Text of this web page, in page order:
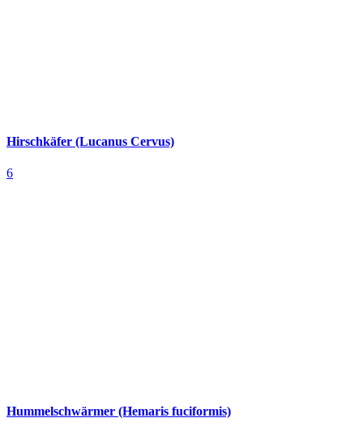
Hirschkäfer (Lucanus Cervus)
6
Hummelschwärmer (Hemaris fuciformis)